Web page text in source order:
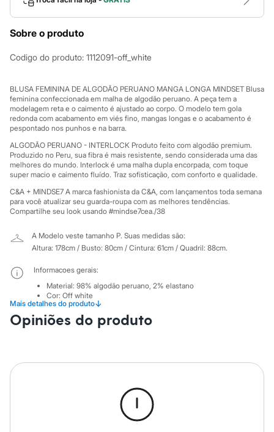
Sapatilhas
Tênis
Marcas
Clock House
Mindset
Yessica
Moda esportiva
Acessórios
Blusas
Calçados
Leggings
Shorts e Bermudas
Tops
Moda íntima
Calcinhas
Cintas e Modeladores
Meias
Pijamas
Sutiãs e Tops
Moda praia
Biquínis
Maiôs
Saídas de praia
Personagens
Plus size
Blusas e Camisetas
Calças
Casacos e Jaquetas
Shorts e Saias
Vestidos
Sobre o produto
Codigo do produto: 1112091-off_white
BLUSA FEMININA DE ALGODÃO PERUANO MANGA LONGA MINDSET Blusa
feminina confeccionada em malha de algodão peruano. A peça tem a
modelagem reta e o caimento é ajustado ao corpo. O modelo tem gola
redonda com acabamento em viés fino, mangas longas e o acabamento é
pespontado nos punhos e na barra.
ALGODÃO PERUANO - INTERLOCK Produto feito com algodão premium.
Produzido no Peru, sua fibra é mais resistente, sendo considerada uma das
melhores do mundo. Interlock é uma malha dupla encorpada, com toque
super macio e caimento fluído. Traz sofisticação, com conforto e qualidade.
C&A + MINDSE7 A marca fashionista da C&A, com lançamentos toda semana
para você atualizar seu guarda-roupa com as melhores tendências.
Compartilhe seu look usando #mindse7cea./38
A Modelo veste tamanho P. Suas medidas são:
Altura: 178cm / Busto: 80cm / Cintura: 61cm / Quadril: 88cm.
Mais detalhes do produto↓
Informacoes gerais:
Material: 98% algodão peruano, 2% elastano
Cor: Off white
Manga : Manga Longa
Marcas
C&A
Decote Decote Redondo
Não secar em secadora.
Passar em temperatura média.
Opiniões do produto